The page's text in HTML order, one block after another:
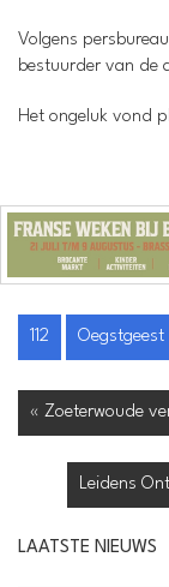
Volgens
bestuurder van de
Het ongeluk vond
112 Oegstgeest
« Zoeterwoude
Leidens
LAATSTE NIEUWS